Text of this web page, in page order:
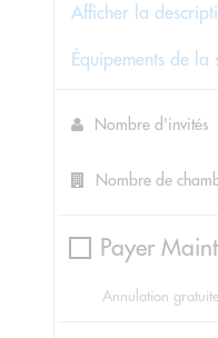
Afficher la
Équipements de
Nombre d'invités
Nombre de
Payer
Annulation